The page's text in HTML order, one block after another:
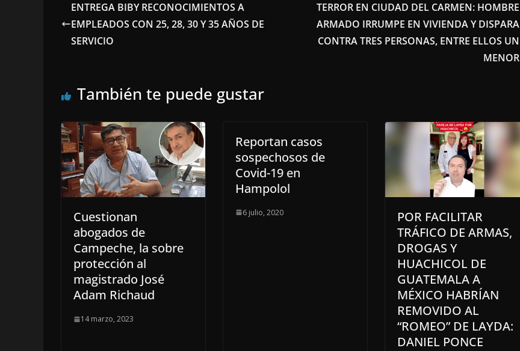
ENTREGA BIBY RECONOCIMIENTOS A
EMPLEADOS CON 25, 28, 30 Y 35 AÑOS DE
SERVICIO
TERROR EN CIUDAD DEL CARMEN: HOMBRE
ARMADO IRRUMPE EN VIVIENDA Y DISPARA
CONTRA TRES PERSONAS, ENTRE ELLOS UN
MENOR
También te puede gustar
Cuestionan
abogados de
Campeche, la sobre
protección al
magistrado José
Adam Richaud
14 marzo, 2023
Reportan casos
sospechosos de
Covid-19 en
Hampolol
6 julio, 2020
POR FACILITAR
TRÁFICO DE ARMAS,
DROGAS Y
HUACHICOL DE
GUATEMALA A
MÉXICO HABRÍAN
REMOVIDO AL
“ROMEO” DE LAYDA:
DANIEL PONCE